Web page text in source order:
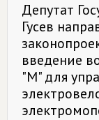
Депутат
Гусев
введение
"М" для